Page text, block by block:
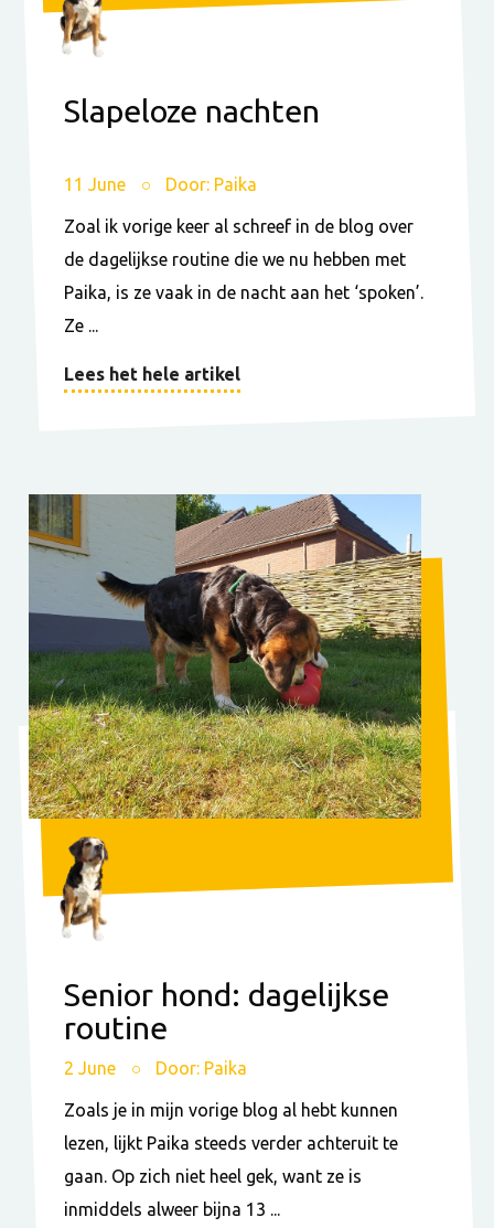
Slapeloze nachten
11 June Door: Paika
Zoal ik vorige keer al schreef in de blog over
de dagelijkse routine die we nu hebben met
Paika, is ze vaak in de nacht aan het ‘spoken’.
Ze ...
Lees het hele artikel
Senior hond: dagelijkse
routine
2 June Door: Paika
Zoals je in mijn vorige blog al hebt kunnen
lezen, lijkt Paika steeds verder achteruit te
gaan. Op zich niet heel gek, want ze is
inmiddels alweer bijna 13 ...